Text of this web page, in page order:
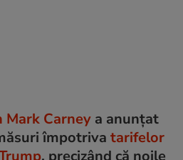
Mark Carney a anunțat
împotriva tarifelor
, precizând că noile